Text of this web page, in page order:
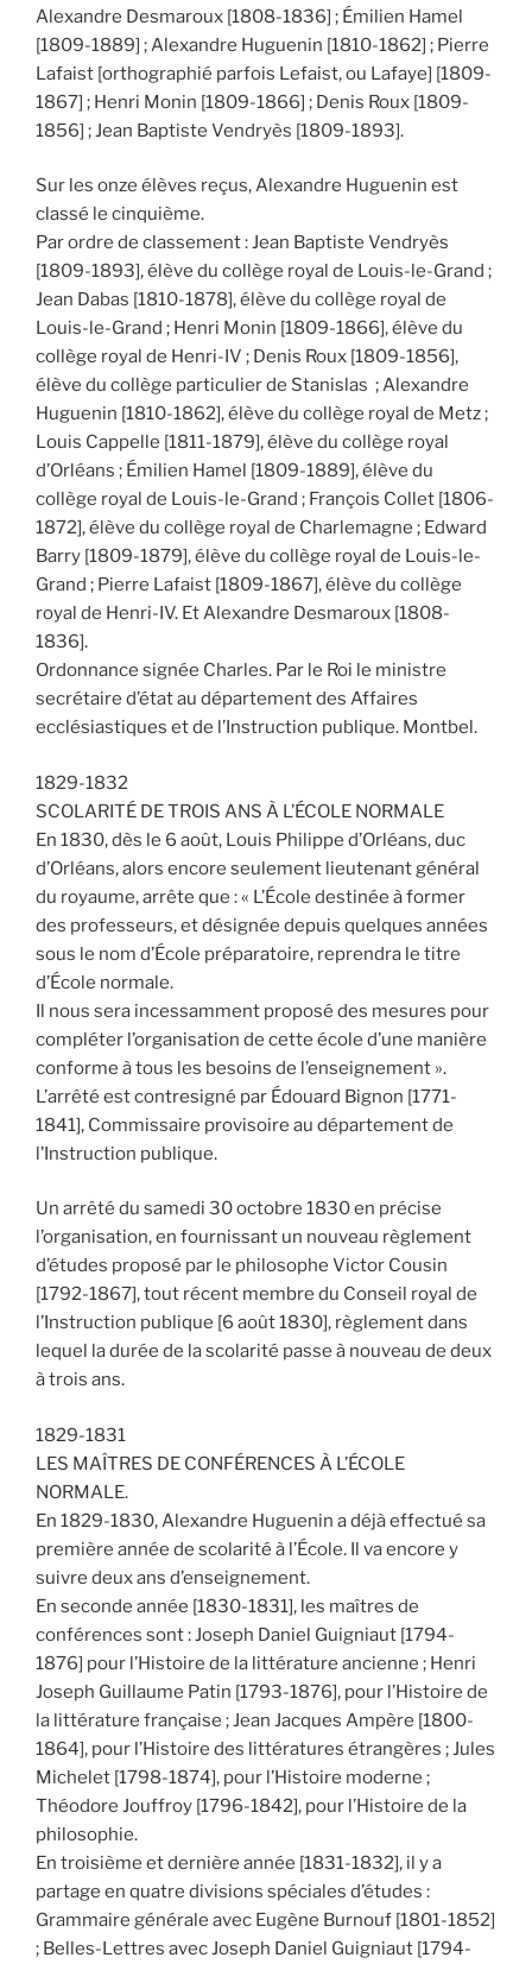
Alexandre Desmaroux [1808-1836] ; Émilien Hamel
[1809-1889] ; Alexandre Huguenin [1810-1862] ; Pierre
Lafaist [orthographié parfois Lefaist, ou Lafaye] [1809-
1867] ; Henri Monin [1809-1866] ; Denis Roux [1809-
1856] ; Jean Baptiste Vendryès [1809-1893].
Sur les onze élèves reçus, Alexandre Huguenin est
classé le cinquième.
Par ordre de classement : Jean Baptiste Vendryès
[1809-1893], élève du collège royal de Louis-le-Grand ;
Jean Dabas [1810-1878], élève du collège royal de
Louis-le-Grand ; Henri Monin [1809-1866], élève du
collège royal de Henri-IV ; Denis Roux [1809-1856],
élève du collège particulier de Stanislas ; Alexandre
Huguenin [1810-1862], élève du collège royal de Metz ;
Louis Cappelle [1811-1879], élève du collège royal
d’Orléans ; Émilien Hamel [1809-1889], élève du
collège royal de Louis-le-Grand ; François Collet [1806-
1872], élève du collège royal de Charlemagne ; Edward
Barry [1809-1879], élève du collège royal de Louis-le-
Grand ; Pierre Lafaist [1809-1867], élève du collège
royal de Henri-IV. Et Alexandre Desmaroux [1808-
1836].
Ordonnance signée Charles. Par le Roi le ministre
secrétaire d’état au département des Affaires
ecclésiastiques et de l’Instruction publique. Montbel.
1829-1832
SCOLARITÉ DE TROIS ANS À L’ÉCOLE NORMALE
En 1830, dès le 6 août, Louis Philippe d’Orléans, duc
d’Orléans, alors encore seulement lieutenant général
du royaume, arrête que : « L’École destinée à former
des professeurs, et désignée depuis quelques années
sous le nom d’École préparatoire, reprendra le titre
d’École normale.
Il nous sera incessamment proposé des mesures pour
compléter l’organisation de cette école d’une manière
conforme à tous les besoins de l’enseignement ».
L’arrêté est contresigné par Édouard Bignon [1771-
1841], Commissaire provisoire au département de
l’Instruction publique.
Un arrêté du samedi 30 octobre 1830 en précise
l’organisation, en fournissant un nouveau règlement
d’études proposé par le philosophe Victor Cousin
[1792-1867], tout récent membre du Conseil royal de
l’Instruction publique [6 août 1830], règlement dans
lequel la durée de la scolarité passe à nouveau de deux
à trois ans.
1829-1831
LES MAÎTRES DE CONFÉRENCES À L’ÉCOLE
NORMALE.
En 1829-1830, Alexandre Huguenin a déjà effectué sa
première année de scolarité à l’École. Il va encore y
suivre deux ans d’enseignement.
En seconde année [1830-1831], les maîtres de
conférences sont : Joseph Daniel Guigniaut [1794-
1876] pour l’Histoire de la littérature ancienne ; Henri
Joseph Guillaume Patin [1793-1876], pour l’Histoire de
la littérature française ; Jean Jacques Ampère [1800-
1864], pour l’Histoire des littératures étrangères ; Jules
Michelet [1798-1874], pour l’Histoire moderne ;
Théodore Jouffroy [1796-1842], pour l’Histoire de la
philosophie.
En troisième et dernière année [1831-1832], il y a
partage en quatre divisions spéciales d’études :
Grammaire générale avec Eugène Burnouf [1801-1852]
; Belles-Lettres avec Joseph Daniel Guigniaut [1794-